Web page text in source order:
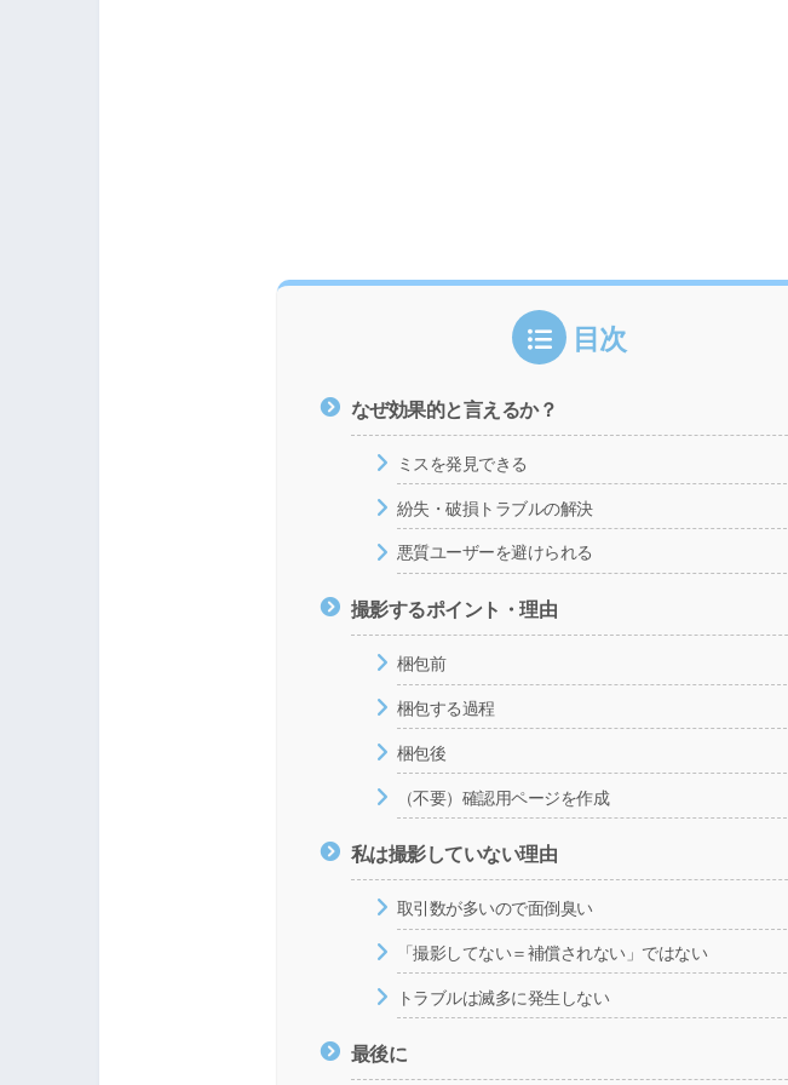
目次
なぜ効果的と言えるか？
ミスを発見できる
紛失・破損トラブルの解決
悪質ユーザーを避けられる
撮影するポイント・理由
梱包前
梱包する過程
梱包後
（不要）確認用ページを作成
私は撮影していない理由
取引数が多いので面倒臭い
「撮影してない＝補償されない」ではない
トラブルは滅多に発生しない
最後に